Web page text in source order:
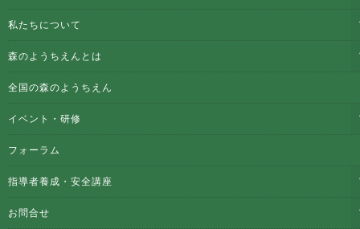
私たちについて
森のようちえんとは
全国の森のようちえん
イベント・研修
フォーラム
指導者養成・安全講座
お問合せ